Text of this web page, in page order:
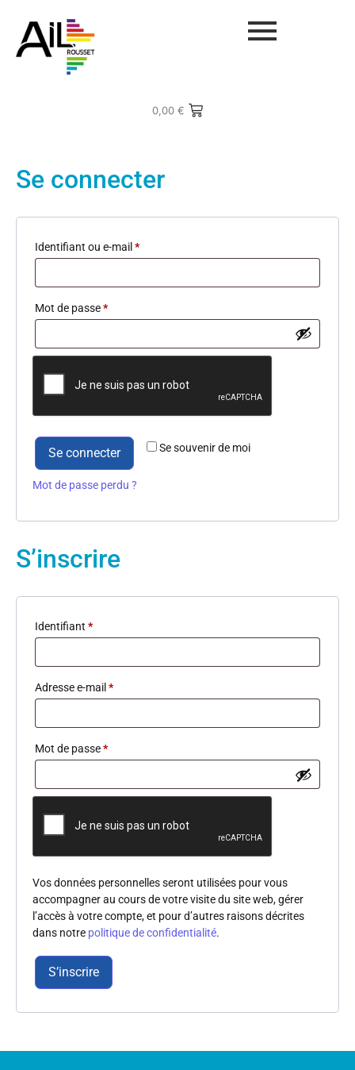
0,00 €
Se connecter
Identifiant ou e-mail *
Mot de passe*
Alternative: Se souvenir de moi
Se connecter
Mot de passe perdu ?
S’inscrire
Identifiant *
Adresse e-mail *
Mot de passe*
Vos données personnelles seront utilisées pour vous
accompagner au cours de votre visite du site web, gérer
l’accès à votre compte, et pour d’autres raisons décrites
dans notre politique de confidentialité.
S’inscrire